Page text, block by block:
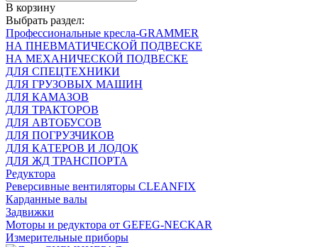
В корзину
Выбрать раздел:
Профессиональные кресла-GRAMMER
НА ПНЕВМАТИЧЕСКОЙ ПОДВЕСКЕ
НА МЕХАНИЧЕСКОЙ ПОДВЕСКЕ
ДЛЯ СПЕЦТЕХНИКИ
ДЛЯ ГРУЗОВЫХ МАШИН
ДЛЯ КАМАЗОВ
ДЛЯ ТРАКТОРОВ
ДЛЯ АВТОБУСОВ
ДЛЯ ПОГРУЗЧИКОВ
ДЛЯ КАТЕРОВ И ЛОДОК
ДЛЯ ЖД ТРАНСПОРТА
Редуктора
Реверсивные вентиляторы CLEANFIX
Карданные валы
Задвижки
Моторы и редуктора от GEFEG-NECKAR
Измерительные приборы